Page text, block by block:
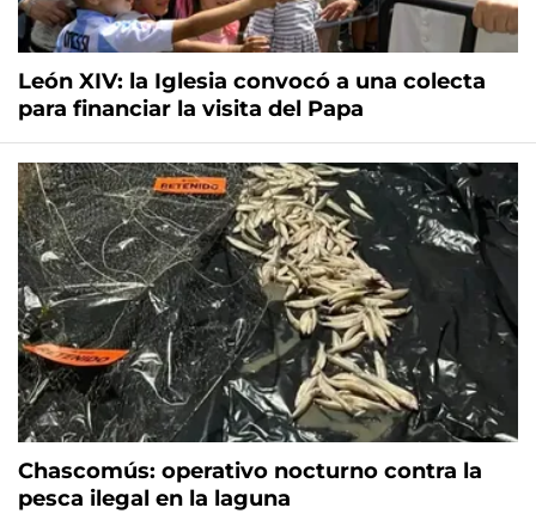
León XIV: la Iglesia convocó a una colecta
para financiar la visita del Papa
Chascomús: operativo nocturno contra la
pesca ilegal en la laguna